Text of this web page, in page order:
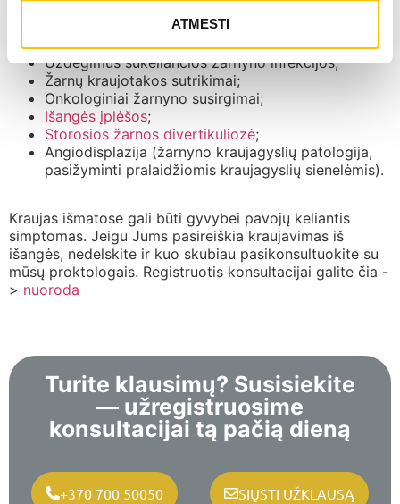
ATMESTI
Hemorojus;
Uždegimus sukeliančios žarnyno infekcijos;
Žarnų kraujotakos sutrikimai;
Onkologiniai žarnyno susirgimai;
Išangės įplėšos;
Storosios žarnos divertikuliozė;
Angiodisplazija (žarnyno kraujagyslių patologija,
pasižyminti pralaidžiomis kraujagyslių sienelėmis).
Kraujas išmatose gali būti gyvybei pavojų keliantis
simptomas. Jeigu Jums pasireiškia kraujavimas iš
išangės, nedelskite ir kuo skubiau pasikonsultuokite su
mūsų proktologais. Registruotis konsultacijai galite čia -
> nuoroda
Turite klausimų? Susisiekite
— užregistruosime
konsultacijai tą pačią dieną
+370 700 50050 SIŲSTI UŽKLAUSĄ